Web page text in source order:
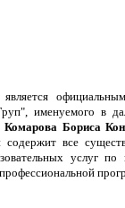
именуемого в
Комарова Бориса
все
услуг